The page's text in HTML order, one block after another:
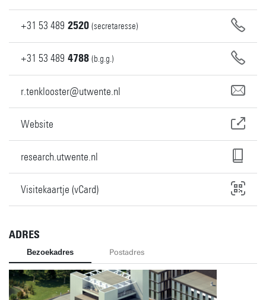
+31 53 489 2520 (secretaresse)
+31 53 489 4788 (b.g.g.)
r.tenklooster@utwente.nl
Website
research.utwente.nl
Visitekaartje (vCard)
ADRES
Bezoekadres Postadres